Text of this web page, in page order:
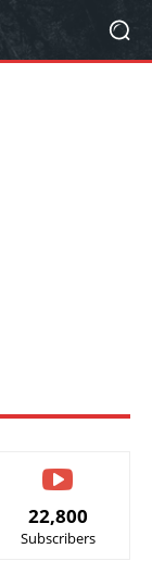
22,800
Subscribers